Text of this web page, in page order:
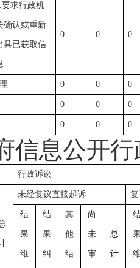
要求行政机
确认或重新
具已获取信
0 0 0
0 0 0
0 0 0
0 0 0
信息公开
行政诉讼
未经复议直接起诉
结
果
维
结
果
纠
其
他
结
尚
未
审
总
计